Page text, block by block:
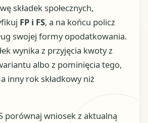
składek społecznych,
FP i FS, a na końcu policz
swojej formy opodatkowania.
wynika z przyjęcia kwoty z
albo z pominięcia tego,
inny rok składkowy niż
porównaj wniosek z aktualną